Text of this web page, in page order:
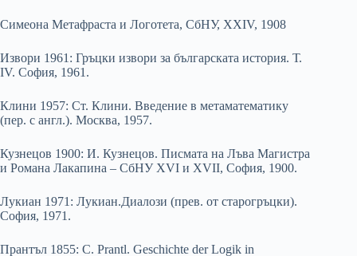
Симеона Метафраста и Логотета, СбНУ, ХХІV, 1908
Извори 1961: Гръцки извори за българската история. Т.
ІV. София, 1961.
Клини 1957: Ст. Клини. Введение в метаматематику
(пер. с англ.). Москва, 1957.
Кузнецов 1900: И. Кузнецов. Писмата на Лъва Магистра
и Романа Лакапина – СбНУ ХVІ и ХVІІ, София, 1900.
Лукиан 1971: Лукиан.Диалози (прев. от старогръцки).
София, 1971.
Прантъл 1855: C. Prantl. Geschichte der Logik in